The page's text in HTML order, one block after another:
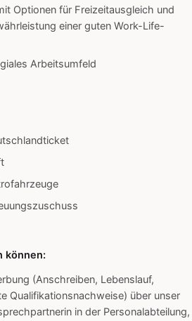
Optionen für Freizeitausgleich und
einer guten Work-Life-
Arbeitsumfeld
können:
(Anschreiben, Lebenslauf,
Qualifikationsnachweise) über unser
in der Personalabteilung,